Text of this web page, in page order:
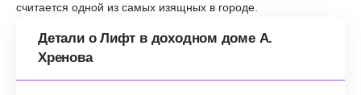
считается одной из самых изящных в городе.
Детали о Лифт в доходном доме А.
Хренова